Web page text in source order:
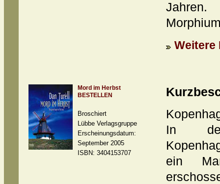
Jahren.
Weitere
Mord im Herbst
BESTELLEN
Broschiert
Lübbe Verlagsgruppe
Erscheinungsdatum:
September 2005
ISBN: 3404153707
In
ein